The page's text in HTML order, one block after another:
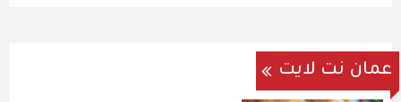
عمان نت لايت